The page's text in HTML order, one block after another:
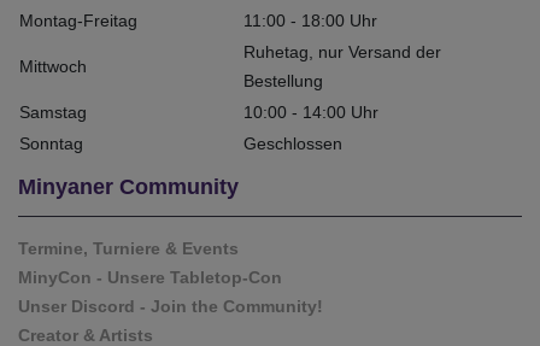
Montag-Freitag 11:00 - 18:00 Uhr
Mittwoch
Ruhetag, nur Versand der
Bestellung
Samstag
10:00 - 14:00 Uhr
Sonntag
Geschlossen
Minyaner Community
Termine, Turniere & Events
MinyCon - Unsere Tabletop-Con
Unser Discord - Join the Community!
Creator & Artists